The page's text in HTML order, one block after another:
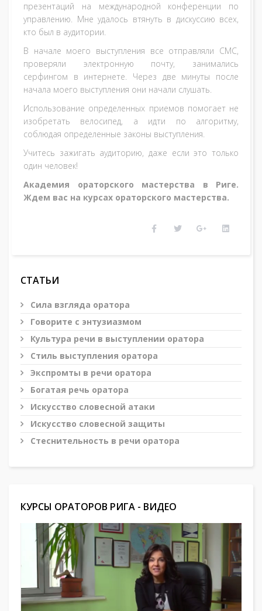
презентаций на международной конференции по
управлению. Мне удалось втянуть в дискуссию всех,
кто был в аудитории.
В начале моего выступления все отправляли СМС,
проверяли электронную почту, занимались
серфингом в интернете. Через две минуты после
начала моего выступления они начали слушать.
Использование определенных приемов помогает не
изобретать велосипед, а идти по алгоритму,
соблюдая определенные законы выступления.
Учитесь зажигать аудиторию, даже если это только
один человек!
Академия ораторского мастерства в Риге.
Ждем вас на курсах ораторского мастерства.
СТАТЬИ
Сила взгляда оратора
Говорите с энтузиазмом
Культура речи в выступлении оратора
Стиль выступления оратора
Экспромты в речи оратора
Богатая речь оратора
Искусство словесной атаки
Искусство словесной защиты
Стеснительность в речи оратора
КУРСЫ ОРАТОРОВ РИГА - ВИДЕО